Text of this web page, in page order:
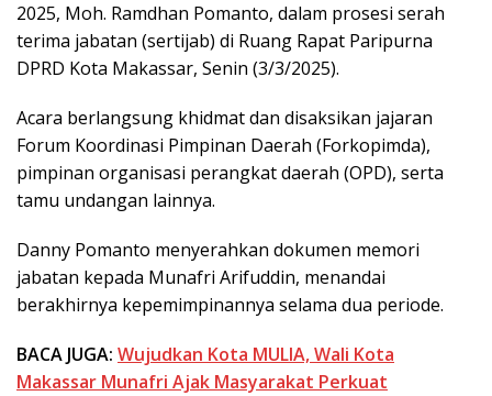
2025, Moh. Ramdhan Pomanto, dalam prosesi serah
terima jabatan (sertijab) di Ruang Rapat Paripurna
DPRD Kota Makassar, Senin (3/3/2025).
Acara berlangsung khidmat dan disaksikan jajaran
Forum Koordinasi Pimpinan Daerah (Forkopimda),
pimpinan organisasi perangkat daerah (OPD), serta
tamu undangan lainnya.
Danny Pomanto menyerahkan dokumen memori
jabatan kepada Munafri Arifuddin, menandai
berakhirnya kepemimpinannya selama dua periode.
BACA JUGA: Wujudkan Kota MULIA, Wali Kota
Makassar Munafri Ajak Masyarakat Perkuat